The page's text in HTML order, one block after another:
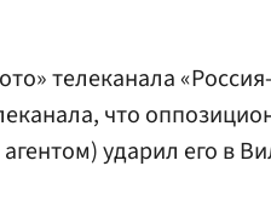
телеканала
что
ударил его в